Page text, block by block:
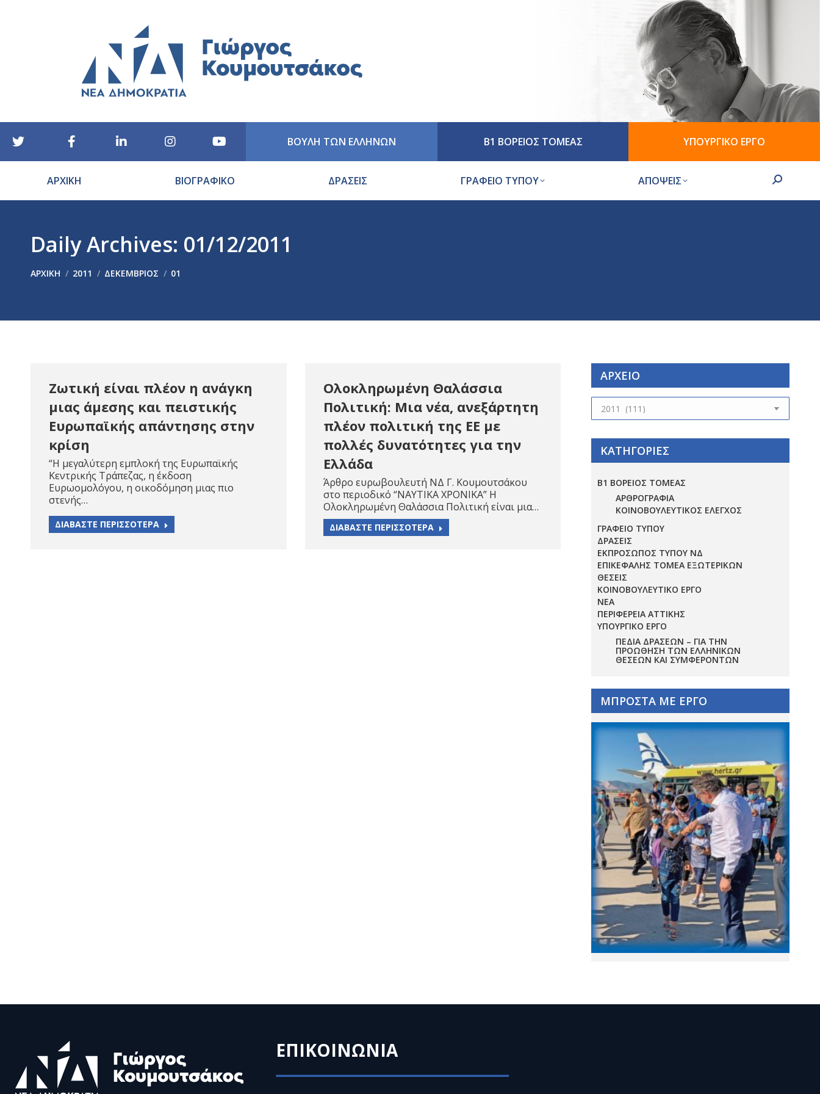
ΒΟΥΛΗ ΤΩΝ ΕΛΛΗΝΩΝ Β1 ΒΟΡΕΙΟΣ ΤΟΜΕΑΣ ΥΠΟΥΡΓΙΚΟ ΕΡΓΟ
ΑΡΧΙΚΗ ΒΙΟΓΡΑΦΙΚΟ ΔΡΑΣΕΙΣ ΓΡΑΦΕΙΟ ΤΥΠΟΥ ΑΠΟΨΕΙΣ Search:
Daily Archives: 01/12/2011
ΑΡΧΙΚΉ 2011 ΔΕΚΈΜΒΡΙΟΣ 01
Ζωτική είναι πλέον η ανάγκη
μιας άμεσης και πειστικής
Ευρωπαϊκής απάντησης στην
κρίση
“Η μεγαλύτερη εμπλοκή της Ευρωπαϊκής
Κεντρικής Τράπεζας, η έκδοση
Ευρωομολόγου, η οικοδόμηση μιας πιο
στενής…
ΔΙΑΒΑΣΤΕ ΠΕΡΙΣΣΟΤΕΡΑ
Ολοκληρωμένη Θαλάσσια
Πολιτική: Μια νέα, ανεξάρτητη
πλέον πολιτική της ΕΕ με
πολλές δυνατότητες για την
Ελλάδα
Άρθρο ευρωβουλευτή ΝΔ Γ. Κουμουτσάκου
στο περιοδικό “ΝΑΥΤΙΚΑ ΧΡΟΝΙΚΑ” Η
Ολοκληρωμένη Θαλάσσια Πολιτική είναι μια…
ΔΙΑΒΑΣΤΕ ΠΕΡΙΣΣΟΤΕΡΑ
ΑΡΧΕΙΟ
ΑΡΧΕΙΟ
ΚΑΤΗΓΟΡΙΕΣ
Β1 ΒΟΡΕΙΟΣ ΤΟΜΕΑΣ
ΑΡΘΡΟΓΡΑΦΙΑ
ΚΟΙΝΟΒΟΥΛΕΥΤΙΚΟΣ ΕΛΕΓΧΟΣ
ΓΡΑΦΕΙΟ ΤΥΠΟΥ
ΔΡΑΣΕΙΣ
ΕΚΠΡΟΣΩΠΟΣ ΤΥΠΟΥ ΝΔ
ΕΠΙΚΕΦΑΛΗΣ ΤΟΜΕΑ ΕΞΩΤΕΡΙΚΩΝ
ΘΕΣΕΙΣ
ΚΟΙΝΟΒΟΥΛΕΥΤΙΚΟ ΕΡΓΟ
ΝΕΑ
ΠΕΡΙΦΕΡΕΙΑ ΑΤΤΙΚΗΣ
ΥΠΟΥΡΓΙΚΟ ΕΡΓΟ
ΠΕΔΊΑ ΔΡΆΣΕΩΝ – ΓΙΑ ΤΗΝ
ΠΡΟΏΘΗΣΗ ΤΩΝ ΕΛΛΗΝΙΚΏΝ
ΘΈΣΕΩΝ ΚΑΙ ΣΥΜΦΕΡΌΝΤΩΝ
ΜΠΡΟΣΤΑ ΜΕ ΕΡΓΟ
ΕΠΙΚΟΙΝΩΝΙΑ